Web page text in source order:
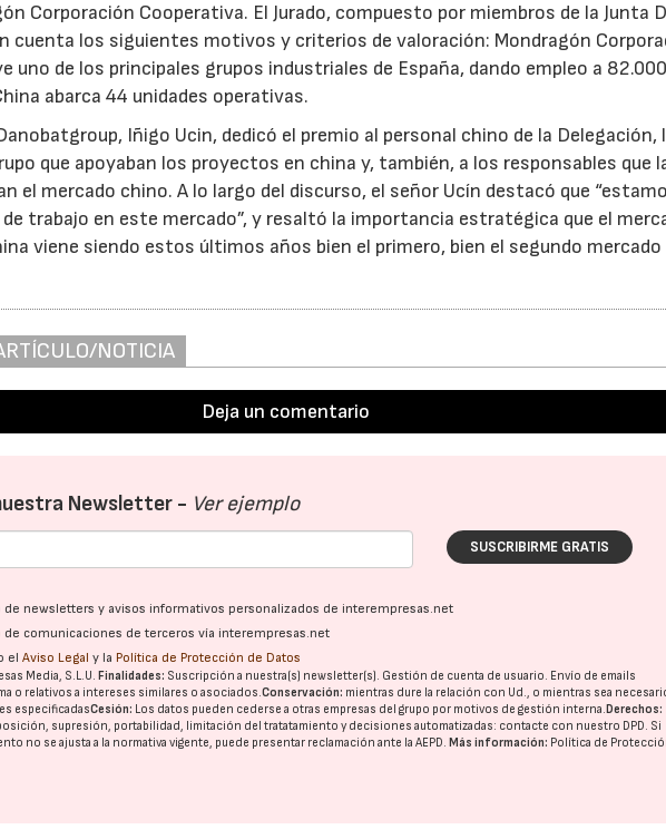
Corporación Cooperativa. El Jurado, compuesto por miembros de la Junta
cuenta los siguientes motivos y criterios de valoración: Mondragón
uno de los principales grupos industriales de España, dando empleo a
abarca 44 unidades operativas.
Iñigo Ucin, dedicó el premio al personal chino de la Delegación,
que apoyaban los proyectos en china y, también, a los responsables que
el mercado chino. A lo largo del discurso, el señor Ucín destacó que
trabajo en este mercado”, y resaltó la importancia estratégica que el
viene siendo estos últimos años bien el primero, bien el segundo
NOTICIA
Deja un comentario
Newsletter - Ver ejemplo
SUSCRIBIRME GRATIS
de newsletters y avisos informativos personalizados de interempresas.net
de comunicaciones de terceros vía interempresas.net
elAviso Legal y la Política de Protección de Datos
Media, S.L.U. Finalidades: Suscripción a nuestra(s) newsletter(s). Gestión de cuenta de usuario. Envío de emails
o relativos a intereses similares o asociados.Conservación: mientras dure la relación con Ud., o mientras sea
especificadasCesión: Los datos pueden cederse a otras empresas del grupo por motivos de gestión interna. Derechos:
supresión, portabilidad, limitación del tratatamiento y decisiones automatizadas: contacte con nuestro DPD. Si
no se ajusta a la normativa vigente, puede presentar reclamación ante laAEPD. Más información: Política de